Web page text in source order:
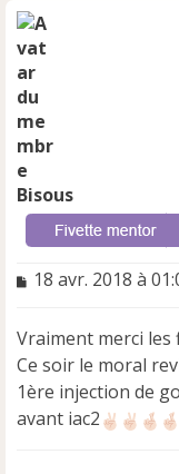
Bisous
M
s
a
g
e
n
18 avr. 2018 à
Vraiment merci les
Ce soir le moral
1ère injection de
avant iac2